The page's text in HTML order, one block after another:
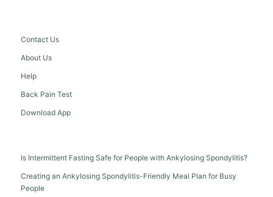
Contact Us
About Us
Help
Back Pain Test
Download App
Is Intermittent Fasting Safe for People with Ankylosing Spondylitis?
Creating an Ankylosing Spondylitis-Friendly Meal Plan for Busy
People